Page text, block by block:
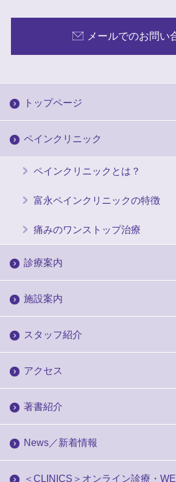
メールでのお問い
トップページ
ペインクリニック
ペインクリニックとは？
富永ペインクリニックの特徴
痛みのワンストップ治療
診療案内
施設案内
スタッフ紹介
アクセス
著書紹介
News／新着情報
＜CLINICS＞オンライン診療・